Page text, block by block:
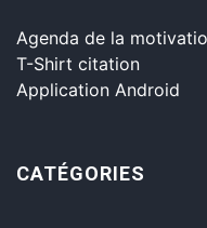
Agenda de la
T-Shirt citation
Application Android
CATÉGORIES